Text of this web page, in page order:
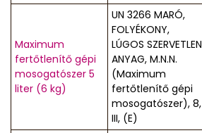
Maximum
fertőtlenítő gépi
mosogatószer 5
liter (6 kg)
UN 3266 MARÓ,
FOLYÉKONY,
LÚGOS SZERVETLEN
ANYAG, M.N.N.
(Maximum
fertőtlenítő gépi
mosogatószer), 8,
III, (E)